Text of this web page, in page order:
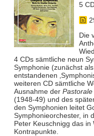
5
Die
4 CDs sämtliche neun
Symphonie (zunächst
entstandenen
weiteren CD sämtliche
Ausnahme der Pastorale
(1948-49) und des
den Symphonien leitet
Symphonieorchester, in
Peter Keuschnigg das
Kontrapunkte.